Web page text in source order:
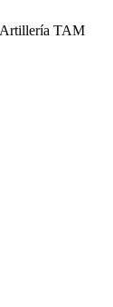
Artillería TAM